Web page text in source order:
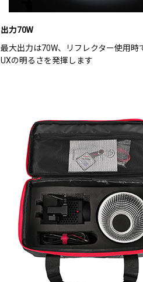
出力70W
最大出力は70W、リフレクター使用時
UXの明るさを発揮します